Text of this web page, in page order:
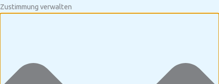
Zustimmung verwalten